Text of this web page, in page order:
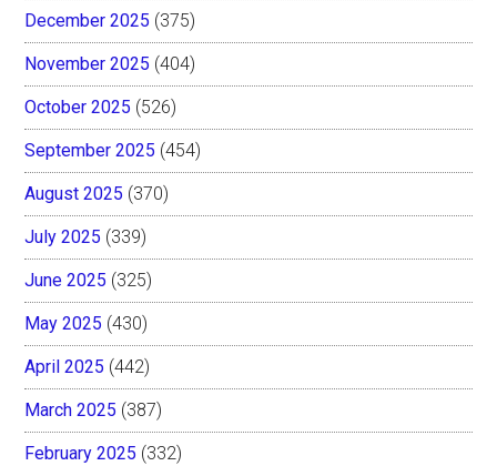
December 2025 (375)
November 2025 (404)
October 2025 (526)
September 2025 (454)
August 2025 (370)
July 2025 (339)
June 2025 (325)
May 2025 (430)
April 2025 (442)
March 2025 (387)
February 2025 (332)